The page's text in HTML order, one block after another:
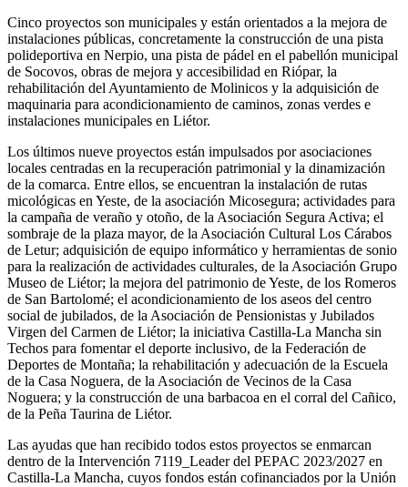
Cinco proyectos son municipales y están orientados a la mejora de
instalaciones públicas, concretamente la construcción de una pista
polideportiva en Nerpio, una pista de pádel en el pabellón municipal
de Socovos, obras de mejora y accesibilidad en Riópar, la
rehabilitación del Ayuntamiento de Molinicos y la adquisición de
maquinaria para acondicionamiento de caminos, zonas verdes e
instalaciones municipales en Liétor.
Los últimos nueve proyectos están impulsados por asociaciones
locales centradas en la recuperación patrimonial y la dinamización
de la comarca. Entre ellos, se encuentran la instalación de rutas
micológicas en Yeste, de la asociación Micosegura; actividades para
la campaña de veraño y otoño, de la Asociación Segura Activa; el
sombraje de la plaza mayor, de la Asociación Cultural Los Cárabos
de Letur; adquisición de equipo informático y herramientas de sonio
para la realización de actividades culturales, de la Asociación Grupo
Museo de Liétor; la mejora del patrimonio de Yeste, de los Romeros
de San Bartolomé; el acondicionamiento de los aseos del centro
social de jubilados, de la Asociación de Pensionistas y Jubilados
Virgen del Carmen de Liétor; la iniciativa Castilla-La Mancha sin
Techos para fomentar el deporte inclusivo, de la Federación de
Deportes de Montaña; la rehabilitación y adecuación de la Escuela
de la Casa Noguera, de la Asociación de Vecinos de la Casa
Noguera; y la construcción de una barbacoa en el corral del Cañico,
de la Peña Taurina de Liétor.
Las ayudas que han recibido todos estos proyectos se enmarcan
dentro de la Intervención 7119_Leader del PEPAC 2023/2027 en
Castilla-La Mancha, cuyos fondos están cofinanciados por la Unión